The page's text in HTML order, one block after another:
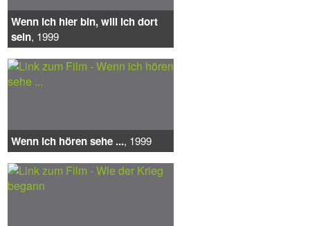
Wenn ich hier bin, will ich dort
sein, 1999
Wenn ich hören sehe ..., 1999